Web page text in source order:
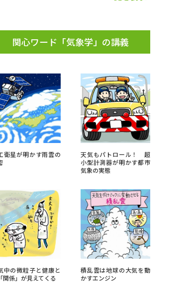
用）
す
資料検索
が入学を決めた理由
ド
関心ワード「気象学」の講義
衛星が明かす雨雲の
天気もパトロール！ 超
小型計測器が明かす都市
気象の実態
中の微粒子と健康と
関係」が見えてくる
積乱雲は地球の大気を動
かすエンジン